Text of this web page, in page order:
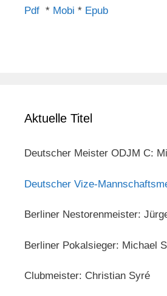
Pdf * Mobi * Epub
Aktuelle Titel
Deutscher Meister ODJM C:
Deutscher Vize-
Berliner Nestorenmeister:
Berliner Pokalsieger: Michael
Clubmeister: Christian Syré